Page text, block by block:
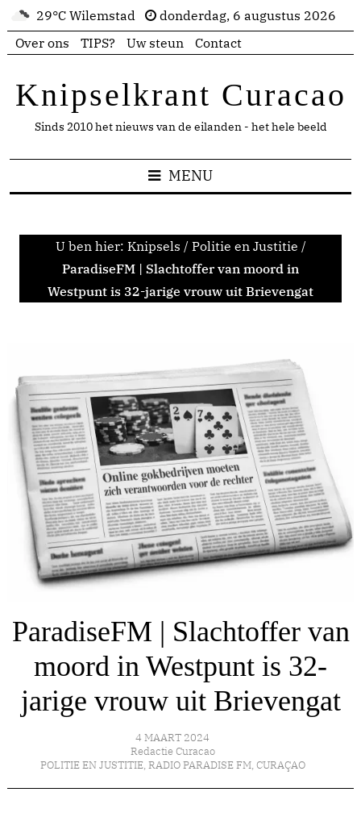
29°C Wilemstad
donderdag, 6 augustus 2026
Over ons
TIPS? Uw steun Contact
Knipselkrant Curacao
Sinds 2010 het nieuws van de eilanden - het hele beeld
MENU
U ben hier: Knipsels / Politie en Justitie /
ParadiseFM | Slachtoffer van moord in
Westpunt is 32-jarige vrouw uit Brievengat
ParadiseFM | Slachtoffer van
moord in Westpunt is 32-
jarige vrouw uit Brievengat
4 MAART 2024
Redactie Curacao
POLITIE EN JUSTITIE, RADIO PARADISE FM, CURAÇAO